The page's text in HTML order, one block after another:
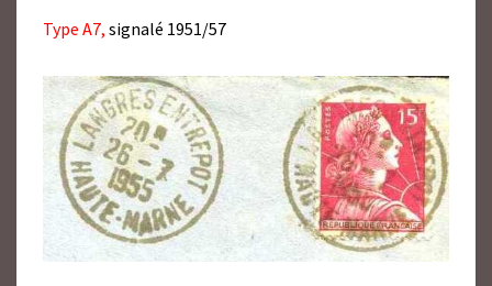
Type A7, signalé 1951/57